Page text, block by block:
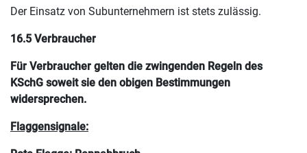
Der Einsatz von Subunternehmern ist stets zulässig.
16.5 Verbraucher
Für Verbraucher gelten die zwingenden Regeln des
KSchG soweit sie den obigen Bestimmungen
widersprechen.
Flaggensignale: